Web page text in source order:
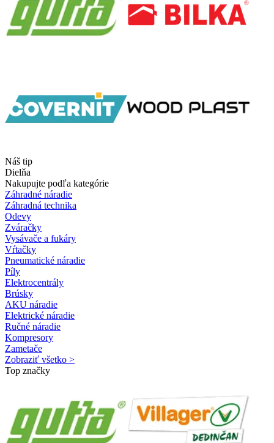
Náš tip
Dielňa
Nakupujte podľa kategórie
Záhradné náradie
Záhradná technika
Odevy
Zváračky
Vysávače a fukáry
Vŕtačky
Pneumatické náradie
Píly
Elektrocentrály
Brúsky
AKU náradie
Elektrické náradie
Ručné náradie
Kompresory
Zametače
Zobraziť všetko >
Top značky